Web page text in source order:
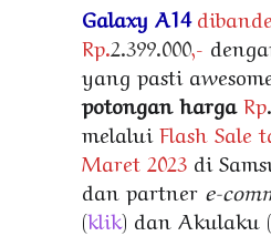
Galaxy A14
Rp.2.399.000,-
yang pasti
potongan harga Rp
melaluiFlash Sale
Maret 2023 di
dan partner e-
(klik) dan Akulaku (